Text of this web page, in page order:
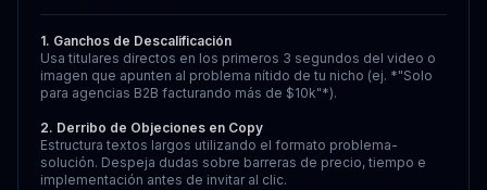
1. Ganchos de Descalificación
Usa titulares directos en los primeros 3 segundos del video o
imagen que apunten al problema nítido de tu nicho (ej. *"Solo
para agencias B2B facturando más de $10k"*).
2. Derribo de Objeciones en Copy
Estructura textos largos utilizando el formato problema-
solución. Despeja dudas sobre barreras de precio, tiempo e
implementación antes de invitar al clic.